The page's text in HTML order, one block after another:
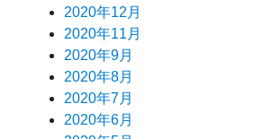
2020年12月
2020年11月
2020年9月
2020年8月
2020年7月
2020年6月